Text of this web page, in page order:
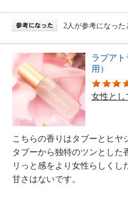
2人が参考になった
ラブアト
用）
女性とし
こちらの香りはタブーとヒヤ
タブーから独特のツンとした
リっと感をより女性らしくし
甘さはないです。